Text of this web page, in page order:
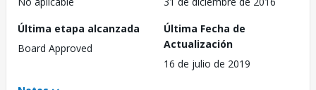
Última etapa alcanzada
Board Approved
Última Fecha de
Actualización
16 de julio de 2019